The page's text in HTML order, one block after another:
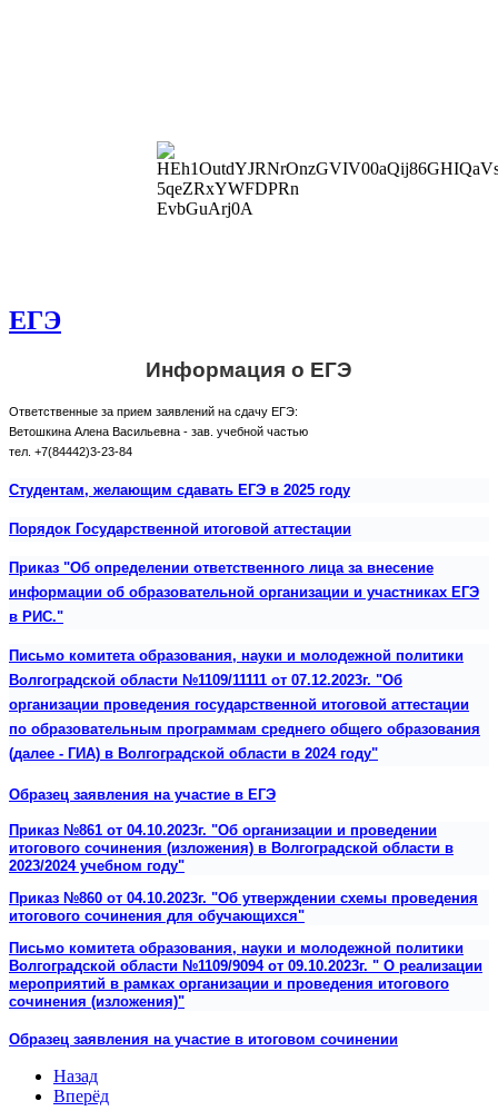
ЕГЭ
Информация о ЕГЭ
Ответственные за прием заявлений на сдачу ЕГЭ:
Ветошкина Алена Васильевна - зав. учебной частью
тел. +7(84442)3-23-84
Студентам, желающим сдавать ЕГЭ в 2025 году
Порядок Государственной итоговой аттестации
Приказ "Об определении ответственного лица за внесение
информации об образовательной организации и участниках ЕГЭ
в РИС."
Письмо комитета образования, науки и молодежной политики
Волгоградской области №1109/11111 от 07.12.2023г. "Об
организации проведения государственной итоговой аттестации
по образовательным программам среднего общего образования
(далее - ГИА) в Волгоградской области в 2024 году"
Образец заявления на участие в ЕГЭ
Приказ №861 от 04.10.2023г. "Об организации и проведении
итогового сочинения (изложения) в Волгоградской области в
2023/2024 учебном году"
Приказ №860 от 04.10.2023г. "Об утверждении схемы проведения
итогового сочинения для обучающихся"
Письмо комитета образования, науки и молодежной политики
Волгоградской области №1109/9094 от 09.10.2023г. " О реализации
мероприятий в рамках организации и проведения итогового
сочинения (изложения)"
Образец заявления на участие в итоговом сочинении
Назад
Вперёд